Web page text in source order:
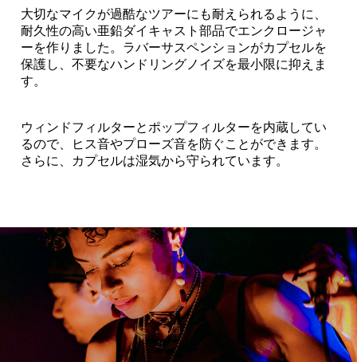
大切なマイクが過酷なツアーにも耐えられるように、
耐久性の高い亜鉛ダイキャスト部品でエンクロージャ
ーを作りました。ラバーサスペンションがカプセルを
保護し、不要なハンドリングノイズを最小限に抑えま
す。
ウィンドフィルターとポップフィルターを内蔵してい
るので、ヒス音やプローズ音を防ぐことができます。
さらに、カプセルは湿気から守られています。